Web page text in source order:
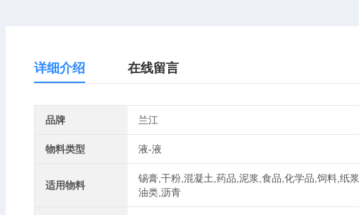
详细介绍 在线留言
品牌 兰江
物料类型 液-液
适用物料
锡膏,干粉,混凝土,药品,泥浆,食品,化学品,饲料,纸浆,
油类,沥青